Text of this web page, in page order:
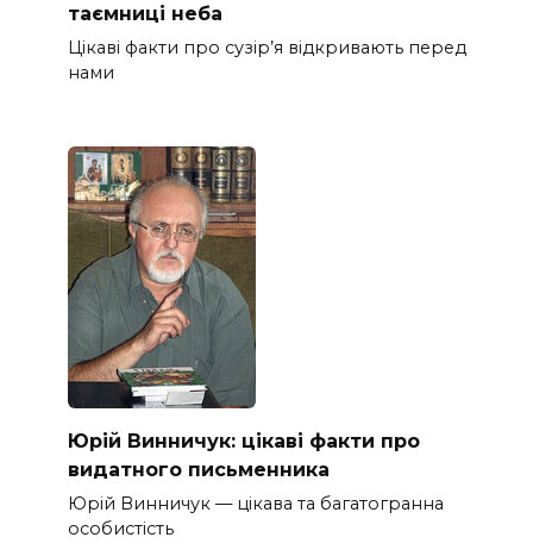
таємниці неба
Цікаві факти про сузір’я відкривають перед
нами
Юрій Винничук: цікаві факти про
видатного письменника
Юрій Винничук — цікава та багатогранна
особистість